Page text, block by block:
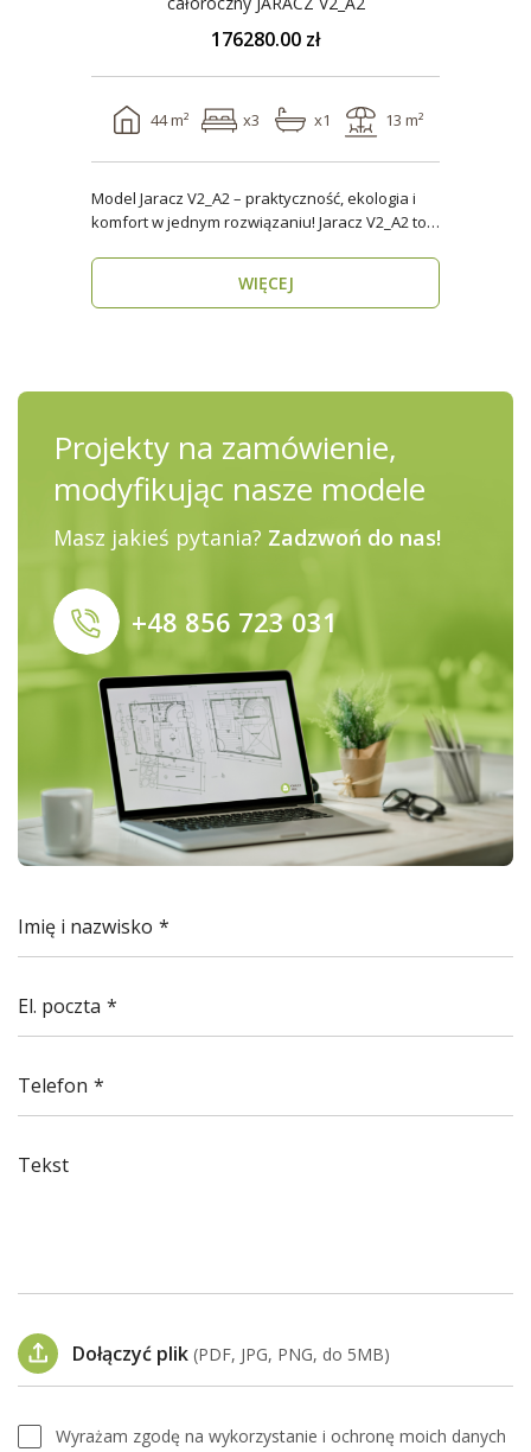
176280.00 zł
44 m² x3 x1 13 m²
Model Jaracz V2_A2 – praktyczność, ekologia i
komfort w jednym rozwiązaniu! Jaracz V2_A2 to
WIĘCEJ
Projekty na zamówienie,
modyfikując nasze modele
Masz jakieś pytania? Zadzwoń do nas!
+48 856 723 031
Imię i nazwisko
El. poczta
Telefon
Tekst
Dołączyć plik (PDF, JPG, PNG, do 5MB)
Wyrażam zgodę na wykorzystanie i ochronę moich danych